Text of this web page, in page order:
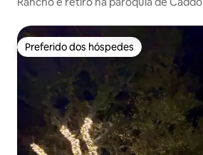
Preferido dos hóspedes
Preferido dos hóspedes